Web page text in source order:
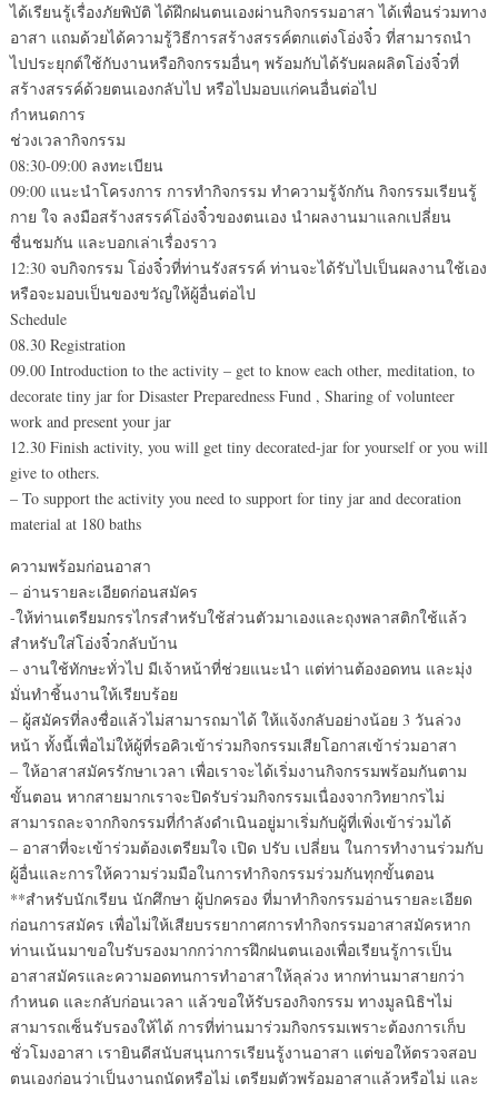
ได้เรียนรู้เรื่องภัยพิบัติ ได้ฝึกฝนตนเองผ่านกิจกรรมอาสา ได้เพื่อนร่วมทาง
อาสา แถมด้วยได้ความรู้วิธีการสร้างสรรค์ตกแต่งโอ่งจิ๋ว ที่สามารถนำ
ไปประยุกต์ใช้กับงานหรือกิจกรรมอื่นๆ พร้อมกับได้รับผลผลิตโอ่งจิ๋วที่
สร้างสรรค์ด้วยตนเองกลับไป หรือไปมอบแก่คนอื่นต่อไป
กำหนดการ
ช่วงเวลากิจกรรม
08:30-09:00 ลงทะเบียน
09:00 แนะนำโครงการ การทำกิจกรรม ทำความรู้จักกัน กิจกรรมเรียนรู้
กาย ใจ ลงมือสร้างสรรค์โอ่งจิ๋วของตนเอง นำผลงานมาแลกเปลี่ยน
ชื่นชมกัน และบอกเล่าเรื่องราว
12:30 จบกิจกรรม โอ่งจิ๋วที่ท่านรังสรรค์ ท่านจะได้รับไปเป็นผลงานใช้เอง
หรือจะมอบเป็นของขวัญให้ผู้อื่นต่อไป
Schedule
08.30 Registration
09.00 Introduction to the activity – get to know each other, meditation, to
decorate tiny jar for Disaster Preparedness Fund , Sharing of volunteer
work and present your jar
12.30 Finish activity, you will get tiny decorated-jar for yourself or you will
give to others.
– To support the activity you need to support for tiny jar and decoration
material at 180 baths
ความพร้อมก่อนอาสา
– อ่านรายละเอียดก่อนสมัคร
-ให้ท่านเตรียมกรรไกรสำหรับใช้ส่วนตัวมาเองและถุงพลาสติกใช้แล้ว
สำหรับใส่โอ่งจิ๋วกลับบ้าน
– งานใช้ทักษะทั่วไป มีเจ้าหน้าที่ช่วยแนะนำ แต่ท่านต้องอดทน และมุ่ง
มั่นทำชิ้นงานให้เรียบร้อย
– ผู้สมัครที่ลงชื่อแล้วไม่สามารถมาได้ ให้แจ้งกลับอย่างน้อย 3 วันล่วง
หน้า ทั้งนี้เพื่อไม่ให้ผู้ที่รอคิวเข้าร่วมกิจกรรมเสียโอกาสเข้าร่วมอาสา
– ให้อาสาสมัครรักษาเวลา เพื่อเราจะได้เริ่มงานกิจกรรมพร้อมกันตาม
ขั้นตอน หากสายมากเราจะปิดรับร่วมกิจกรรมเนื่องจากวิทยากรไม่
สามารถละจากกิจกรรมที่กำลังดำเนินอยู่มาเริ่มกับผู้ที่เพิ่งเข้าร่วมได้
– อาสาที่จะเข้าร่วมต้องเตรียมใจ เปิด ปรับ เปลี่ยน ในการทำงานร่วมกับ
ผู้อื่นและการให้ความร่วมมือในการทำกิจกรรมร่วมกันทุกขั้นตอน
**สำหรับนักเรียน นักศึกษา ผู้ปกครอง ที่มาทำกิจกรรมอ่านรายละเอียด
ก่อนการสมัคร เพื่อไม่ให้เสียบรรยากาศการทำกิจกรรมอาสาสมัครหาก
ท่านเน้นมาขอใบรับรองมากกว่าการฝึกฝนตนเองเพื่อเรียนรู้การเป็น
อาสาสมัครและความอดทนการทำอาสาให้ลุล่วง หากท่านมาสายกว่า
กำหนด และกลับก่อนเวลา แล้วขอให้รับรองกิจกรรม ทางมูลนิธิฯไม่
สามารถเซ็นรับรองให้ได้ การที่ท่านมาร่วมกิจกรรมเพราะต้องการเก็บ
ชั่วโมงอาสา เรายินดีสนับสนุนการเรียนรู้งานอาสา แต่ขอให้ตรวจสอบ
ตนเองก่อนว่าเป็นงานถนัดหรือไม่ เตรียมตัวพร้อมอาสาแล้วหรือไม่ และ